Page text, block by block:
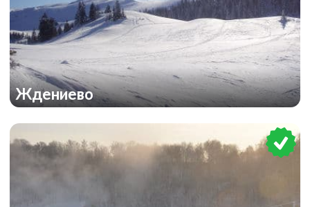
Ждениево